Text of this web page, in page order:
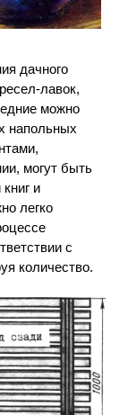
дачного
лавок,
можно
напольных
могут быть
и
легко
с
количество.